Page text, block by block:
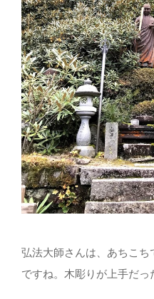
弘法大師さんは、あちこ
ですね。木彫りが上手だっ